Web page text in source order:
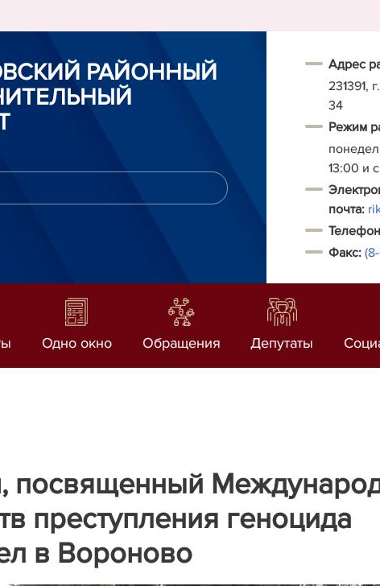
РАЙОННЫЙ
Адрес
231391,
34
Режим
13:00 и
почта:
Т
Факс: (8-
Одно окно Обращения Депутаты
посвященный
преступления геноцида
в Вороново